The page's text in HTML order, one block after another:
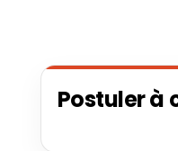
Postuler à